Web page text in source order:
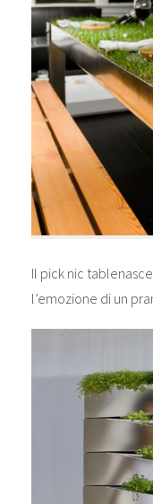
Il pick nic
l’emozione di un